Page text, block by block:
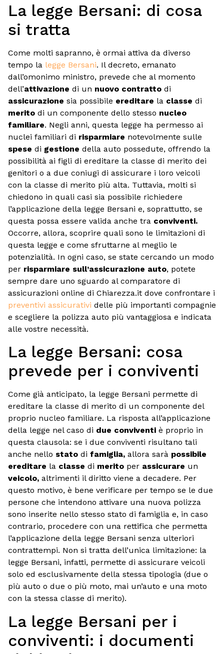
La legge Bersani: di cosa
si tratta
Come molti sapranno, è ormai attiva da diverso
tempo la legge Bersani. Il decreto, emanato
dall’omonimo ministro, prevede che al momento
dell’attivazione di un nuovo contratto di
assicurazione sia possibile ereditare la classe di
merito di un componente dello stesso nucleo
familiare. Negli anni, questa legge ha permesso ai
nuclei familiari di risparmiare notevolmente sulle
spese di gestione della auto possedute, offrendo la
possibilità ai figli di ereditare la classe di merito dei
genitori o a due coniugi di assicurare i loro veicoli
con la classe di merito più alta. Tuttavia, molti si
chiedono in quali casi sia possibile richiedere
l’applicazione della legge Bersani e, soprattutto, se
questa possa essere valida anche tra conviventi.
Occorre, allora, scoprire quali sono le limitazioni di
questa legge e come sfruttarne al meglio le
potenzialità. In ogni caso, se state cercando un modo
per risparmiare sull’assicurazione auto, potete
sempre dare uno sguardo al comparatore di
assicurazioni online di Chiarezza.it dove confrontare i
preventivi assicurativi delle più importanti compagnie
e scegliere la polizza auto più vantaggiosa e indicata
alle vostre necessità.
La legge Bersani: cosa
prevede per i conviventi
Come già anticipato, la legge Bersani permette di
ereditare la classe di merito di un componente del
proprio nucleo familiare. La risposta all’applicazione
della legge nel caso di due conviventi è proprio in
questa clausola: se i due conviventi risultano tali
anche nello stato di famiglia, allora sarà possibile
ereditare la classe di merito per assicurare un
veicolo, altrimenti il diritto viene a decadere. Per
questo motivo, è bene verificare per tempo se le due
persone che intendono attivare una nuova polizza
sono inserite nello stesso stato di famiglia e, in caso
contrario, procedere con una rettifica che permetta
l’applicazione della legge Bersani senza ulteriori
contrattempi. Non si tratta dell’unica limitazione: la
legge Bersani, infatti, permette di assicurare veicoli
solo ed esclusivamente della stessa tipologia (due o
più auto o due o più moto, mai un’auto e una moto
con la stessa classe di merito).
La legge Bersani per i
conviventi: i documenti